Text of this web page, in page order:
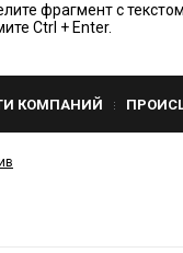
фрагмент с
Ctrl + Enter.
КОМПАНИЙ